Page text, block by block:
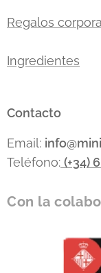
Regalos
Ingredientes
Contacto
Email: info
Teléfono: (+34)
Con la